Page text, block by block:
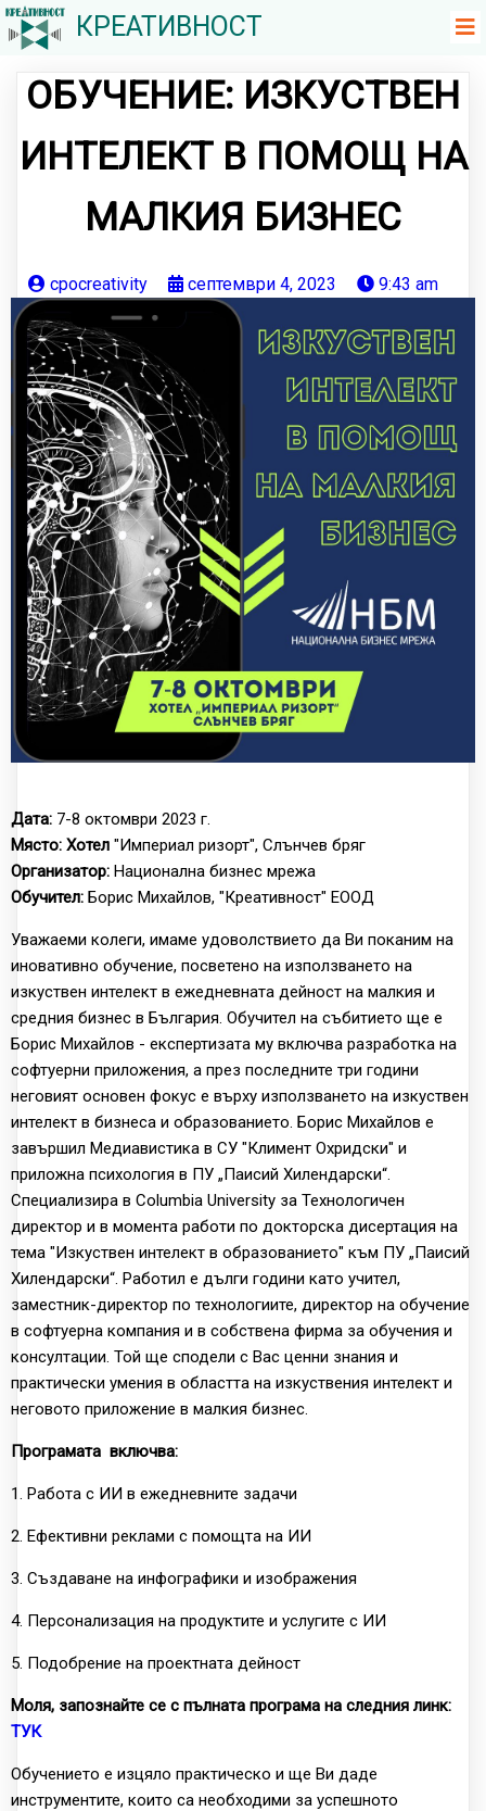
КРЕАТИВНОСТ
ОБУЧЕНИЕ: ИЗКУСТВЕН
ИНТЕЛЕКТ В ПОМОЩ НА
МАЛКИЯ БИЗНЕС
cpocreativity септември 4, 2023 9:43 am
Дата: 7-8 октомври 2023 г.
Място: Хотел "Империал ризорт", Слънчев бряг
Организатор: Национална бизнес мрежа
Обучител: Борис Михайлов, "Креативност" ЕООД
Уважаеми колеги, имаме удоволствието да Ви поканим на
иновативно обучение, посветено на използването на
изкуствен интелект в ежедневната дейност на малкия и
средния бизнес в България. Обучител на събитието ще е
Борис Михайлов - експертизата му включва разработка на
софтуерни приложения, а през последните три години
неговият основен фокус е върху използването на изкуствен
интелект в бизнеса и образованието. Борис Михайлов е
завършил Медиавистика в СУ "Климент Охридски" и
приложна психология в ПУ „Паисий Хилендарски“.
Специализира в Columbia University за Технологичен
директор и в момента работи по докторска дисертация на
тема "Изкуствен интелект в образованието" към ПУ „Паисий
Хилендарски“. Работил е дълги години като учител,
заместник-директор по технологиите, директор на обучение
в софтуерна компания и в собствена фирма за обучения и
консултации. Той ще сподели с Вас ценни знания и
практически умения в областта на изкуствения интелект и
неговото приложение в малкия бизнес.
Програмата включва:
1. Работа с ИИ в ежедневните задачи
2. Ефективни реклами с помощта на ИИ
3. Създаване на инфографики и изображения
4. Персонализация на продуктите и услугите с ИИ
5. Подобрение на проектната дейност
Моля, запознайте се с пълната програма на следния линк:
ТУК
Обучението е изцяло практическо и ще Ви даде
инструментите, които са необходими за успешното